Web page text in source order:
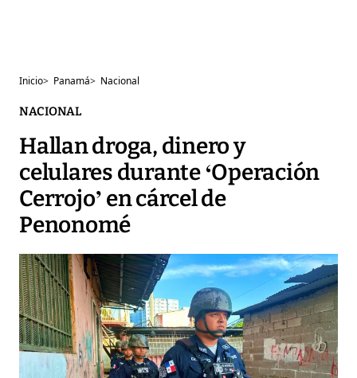
Inicio> Panamá> Nacional
NACIONAL
Hallan droga, dinero y
celulares durante ‘Operación
Cerrojo’ en cárcel de
Penonomé